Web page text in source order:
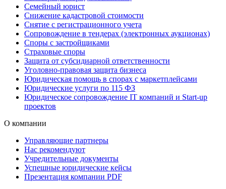
Семейный юрист
Снижение кадастровой стоимости
Снятие с регистрационного учета
Сопровождение в тендерах (электронных аукционах)
Споры с застройщиками
Страховые споры
Защита от субсидиарной ответственности
Уголовно-правовая защита бизнеса
Юридическая помощь в спорах с маркетплейсами
Юридические услуги по 115 ФЗ
Юридическое сопровождение IT компаний и Start-up
проектов
О компании
Управляющие партнеры
Нас рекомендуют
Учредительные документы
Успешные юридические кейсы
Презентация компании PDF